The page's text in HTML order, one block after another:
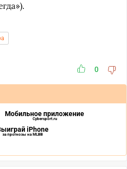
0
Мобильное приложение
Cybersport.ru
iPhone
за прогнозы на MLBB